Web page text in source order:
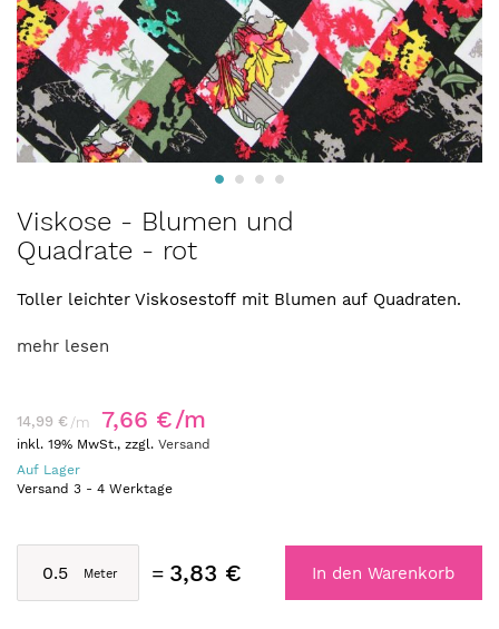
Anfang
der
springen
Viskose - Blumen und
Quadrate - rot
Toller leichter Viskosestoff mit Blumen auf Quadraten.
mehr lesen
14,99 € /m 7,66 €/m
inkl. 19% MwSt., zzgl. Versand
Auf Lager
Versand 3 - 4 Werktage
3,83 € In den Warenkorb